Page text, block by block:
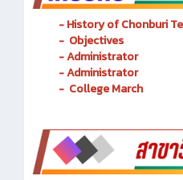
- History of Chonburi
- Objectives
- Administrator
- Administrator
- College March